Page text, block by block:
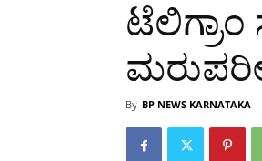
By BP NEWS KARNATAKA -